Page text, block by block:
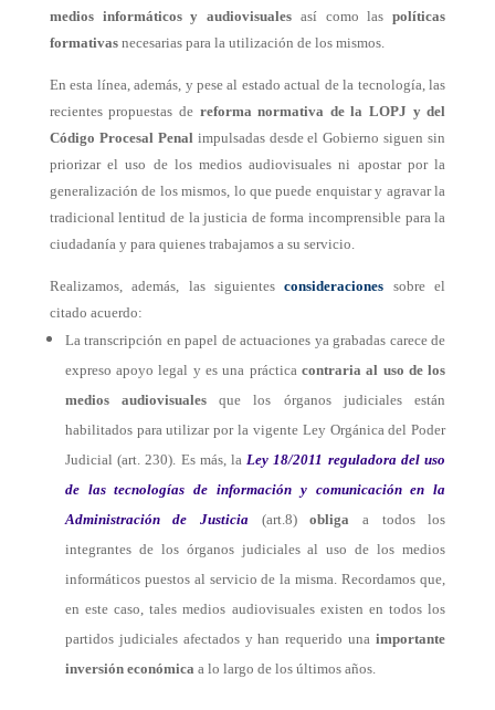
medios informáticos y audiovisuales así como laspolíticas
formativasnecesarias para la utilización de los mismos.
En esta línea, además, y pese al estado actual de la tecnología, las
recientes propuestas de reforma normativa de la LOPJ y del
Código Procesal Penalimpulsadas desde el Gobierno siguen sin
priorizar el uso de los medios audiovisuales ni apostar por la
generalización de los mismos, lo que puede enquistar y agravar la
tradicional lentitud de la justicia de forma incomprensible para la
ciudadanía y para quienes trabajamos a su servicio.
Realizamos, además, las siguientesconsideraciones sobre el
citado acuerdo:
La transcripción en papel de actuaciones ya grabadas carece de
expreso apoyo legal y es una práctica contraria al uso de los
medios audiovisuales que los órganos judiciales están
habilitados para utilizar por la vigente Ley Orgánica del Poder
Judicial (art. 230). Es más, laLey 18/2011 reguladora del uso
de las tecnologías de información y comunicación en la
Administración de Justicia (art.8)obliga a todos los
integrantes de los órganos judiciales al uso de los medios
informáticos puestos al servicio de la misma. Recordamos que,
en este caso, tales medios audiovisuales existen en todos los
partidos judiciales afectados y han requerido unaimportante
inversión económica a lo largo de los últimos años.